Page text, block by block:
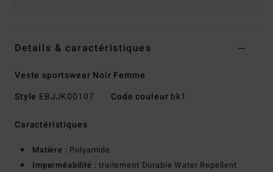
Details & caractéristiques
Veste sportswear Noir Femme
Style EBJJK00107 Code couleur bk1
Caractéristiques
Matière : Polyamide
Imperméabilité : traitement Durable Water Repellent